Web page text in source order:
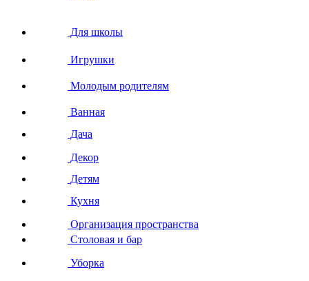
Для школы
Игрушки
Молодым родителям
Ванная
Дача
Декор
Детям
Кухня
Организация пространства
Столовая и бар
Уборка